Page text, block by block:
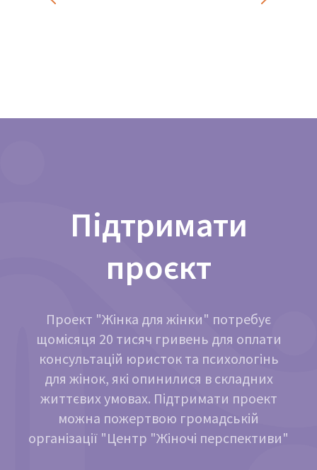
Підтримати
проєкт
Проект "Жінка для жінки" потребує
щомісяця 20 тисяч гривень для оплати
консультацій юристок та психологінь
для жінок, які опинилися в складних
життєвих умовах. Підтримати проект
можна пожертвою громадській
організації "Центр "Жіночі перспективи"